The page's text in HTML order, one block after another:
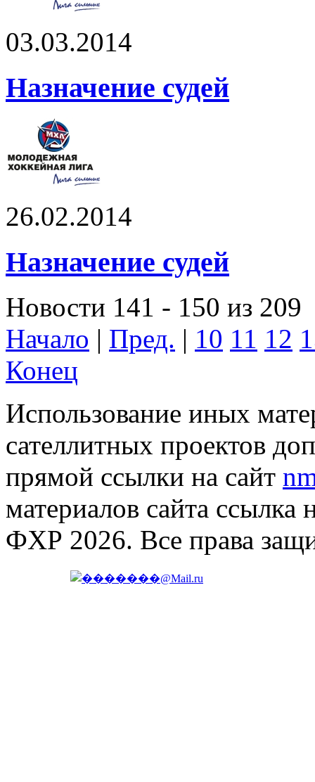
03.03.2014
Назначение судей
26.02.2014
Назначение судей
Новости 141 - 150 из 209
Начало | Пред. | 10 11 12
Конец
Использование иных
сателлитных проектов
прямой ссылки на сайт
материалов сайта ссылка
ФХР 2026. Все права